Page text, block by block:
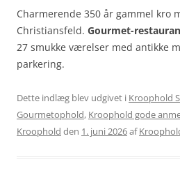
Charmerende 350 år gammel kro
Christiansfeld. Gourmet-
27 smukke værelser med antikke
parkering.
Dette indlæg blev udgivet i Kroophold
Gourmetophold, Kroophold gode
Kroophold den 1. juni 2026af